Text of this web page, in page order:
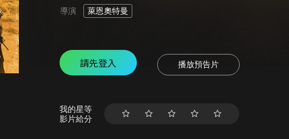
導演 萊恩奧特曼
請先登入 播放預告片
我的星等
影片給分